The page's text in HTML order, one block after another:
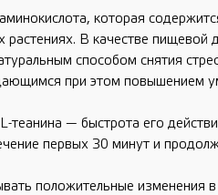
которая
растениях. В качестве пищевой
способом снятия
при этом повышением
теанина — быстрота его
первых 30 минут и
положительные изменения